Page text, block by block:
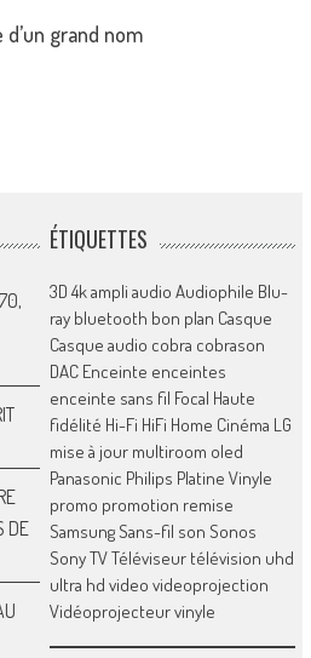
d’un grand nom
DE
ÉTIQUETTES
3D 4kampli audio Audiophile Blu-
ray bluetooth bon plan Casque
Casque audio cobra cobrason
DAC Enceinte enceintes
enceinte sans fil Focal Haute
fidélité Hi-Fi HiFi Home Cinéma LG
mise à jour multiroom oled
Panasonic Philips Platine Vinyle
promo promotion remise
SamsungSans-fil son Sonos
SonyTVTéléviseur télévision uhd
ultra hd video videoprojection
Vidéoprojecteurvinyle